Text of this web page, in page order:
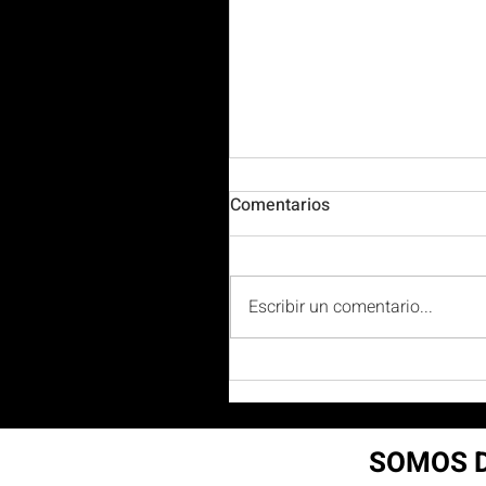
Colombia lanza la marca
Expopartes 2026
Comentarios
Escribir un comentario...
SOMOS